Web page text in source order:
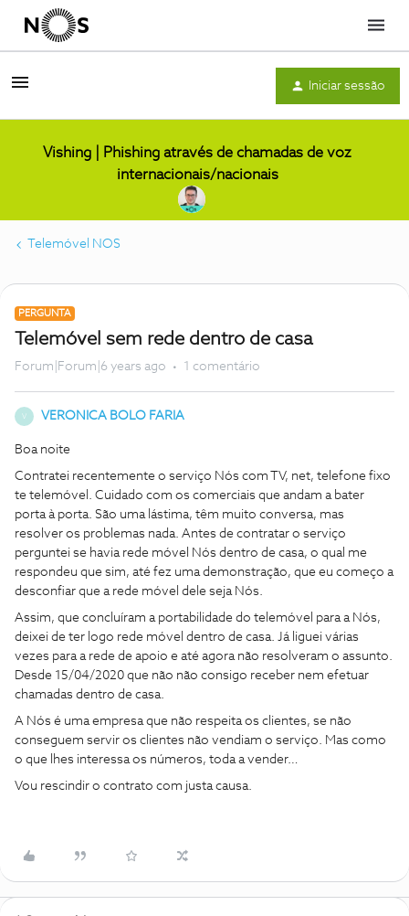
Menu
Iniciar sessão
Vishing | Phishing através de chamadas de voz
internacionais/nacionais
Telemóvel NOS
PERGUNTA
Telemóvel sem rede dentro de casa
Forum|Forum|6 years ago 1 comentário
V VERONICA BOLO FARIA
Boa noite
Contratei recentemente o serviço Nós com TV, net, telefone fixo
te telemóvel. Cuidado com os comerciais que andam a bater
porta à porta. São uma lástima, têm muito conversa, mas
resolver os problemas nada. Antes de contratar o serviço
perguntei se havia rede móvel Nós dentro de casa, o qual me
respondeu que sim, até fez uma demonstração, que eu começo a
desconfiar que a rede móvel dele seja Nós.
Assim, que concluíram a portabilidade do telemóvel para a Nós,
deixei de ter logo rede móvel dentro de casa. Já liguei várias
vezes para a rede de apoio e até agora não resolveram o assunto.
Desde 15/04/2020 que não não consigo receber nem efetuar
chamadas dentro de casa.
A Nós é uma empresa que não respeita os clientes, se não
conseguem servir os clientes não vendiam o serviço. Mas como
o que lhes interessa os números, toda a vender…
Vou rescindir o contrato com justa causa.